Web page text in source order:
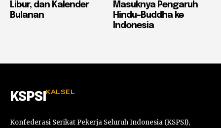
Libur, dan Kalender
Bulanan
Masuknya Pengaruh
Hindu-Buddha ke
Indonesia
KSPSI KALSEL
Konfederasi Serikat Pekerja Seluruh Indonesia (KSPSI),